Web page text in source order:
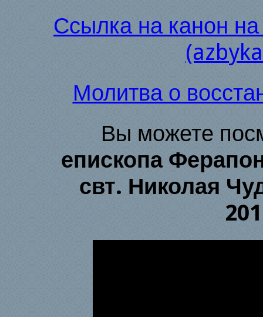
Ссылка на канон
Молитва о
Вы можете
епископа
свт. Николая